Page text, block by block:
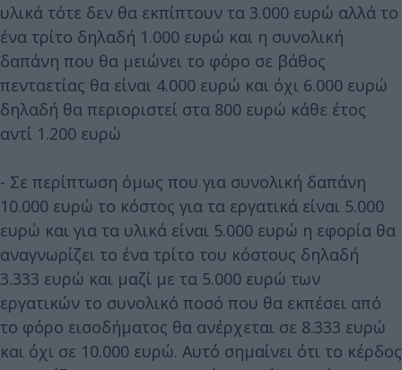
υλικά τότε δεν θα εκπίπτουν τα 3.000 ευρώ αλλά το
ένα τρίτο δηλαδή 1.000 ευρώ και η συνολική
δαπάνη που θα μειώνει το φόρο σε βάθος
πενταετίας θα είναι 4.000 ευρώ και όχι 6.000 ευρώ
δηλαδή θα περιοριστεί στα 800 ευρώ κάθε έτος
αντί 1.200 ευρώ
- Σε περίπτωση όμως που για συνολική δαπάνη
10.000 ευρώ το κόστος για τα εργατικά είναι 5.000
ευρώ και για τα υλικά είναι 5.000 ευρώ η εφορία θα
αναγνωρίζει το ένα τρίτο του κόστους δηλαδή
3.333 ευρώ και μαζί με τα 5.000 ευρώ των
εργατικών το συνολικό ποσό που θα εκπέσει από
το φόρο εισοδήματος θα ανέρχεται σε 8.333 ευρώ
και όχι σε 10.000 ευρώ. Αυτό σημαίνει ότι το κέρδος